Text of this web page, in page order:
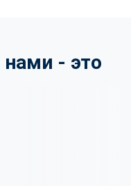
нами - это